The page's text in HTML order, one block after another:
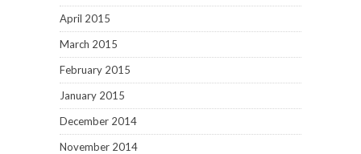
April 2015
March 2015
February 2015
January 2015
December 2014
November 2014